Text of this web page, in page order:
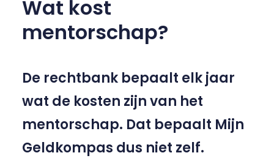
Wat kost
mentorschap?
De rechtbank bepaalt elk jaar
wat de kosten zijn van het
mentorschap. Dat bepaalt Mijn
Geldkompas dus niet zelf.